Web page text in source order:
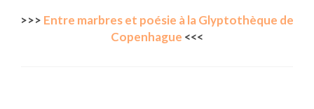
>>> Entre marbres et poésie à la Glyptothèque de
Copenhague <<<